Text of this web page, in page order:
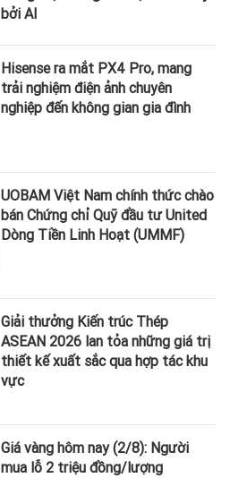
bởi AI
Hisense ra mắt PX4 Pro, mang
trải nghiệm điện ảnh chuyên
nghiệp đến không gian gia đình
UOBAM Việt Nam chính thức chào
bán Chứng chỉ Quỹ đầu tư United
Dòng Tiền Linh Hoạt (UMMF)
Giải thưởng Kiến trúc Thép
ASEAN 2026 lan tỏa những giá trị
thiết kế xuất sắc qua hợp tác khu
vực
Giá vàng hôm nay (2/8): Người
mua lỗ 2 triệu đồng/lượng